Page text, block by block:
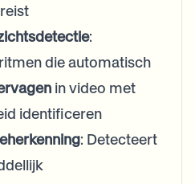
:
die automatisch
in video met
identificeren
: Detecteert